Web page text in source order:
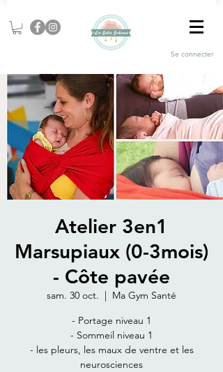
Se connecter
Atelier 3en1
Marsupiaux (0-3mois)
- Côte pavée
sam. 30 oct.
  |
Ma Gym Santé
- Portage niveau 1
- Sommeil niveau 1
- les pleurs, les maux de ventre et les
neurosciences